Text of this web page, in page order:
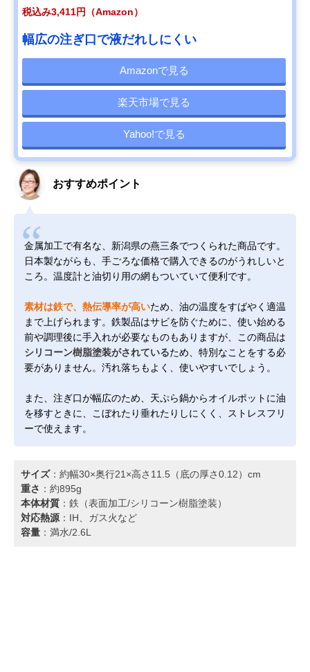
税込み3,411円（Amazon）
幅広の注ぎ口で液だれしにくい
Amazonで見る
楽天市場で見る
Yahoo!で見る
おすすめポイント
金属加工で有名な、新潟県の燕三条でつくられた商品です。
日本製ながらも、手ごろな価格で購入できるのがうれしいと
ころ。温度計と油切り用の網もついていて便利です。
素材は鉄で、熱伝導率が高いため、油の温度をすばやく適温
まで上げられます。鉄製品はサビを防ぐために、使い始める
前や調理後に手入れが必要なものもありますが、この商品は
シリコーン樹脂塗装がされているため、特別なことをする必
要がありません。汚れ落ちもよく、使いやすいでしょう。
また、注ぎ口が幅広のため、天ぷら鍋からオイルポットに油
を移すときに、こぼれたり垂れたりしにくく、ストレスフリ
ーで使えます。
サイズ：約幅30×奥行21×高さ11.5（底の厚さ0.12）cm
重さ ：約895g
本体材質 ：鉄（表面加工/シリコーン樹脂塗装）
対応熱源 ：IH、ガス火など
容量 ：満水/2.6L